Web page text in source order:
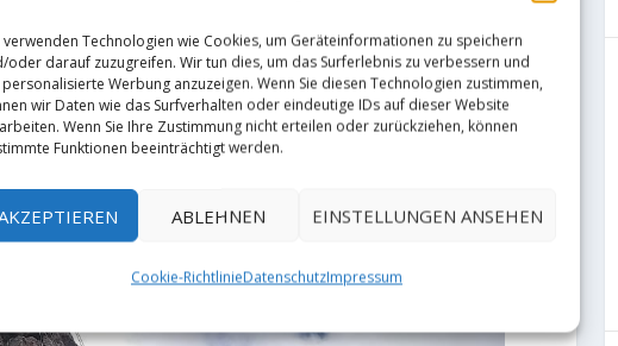
verwenden Technologien wie Cookies, um Geräteinformationen zu speichern
oder darauf zuzugreifen. Wir tun dies, um das Surferlebnis zu verbessern und
Werbung anzuzeigen. Wenn Sie diesen Technologien zustimmen,
wir Daten wie das Surfverhalten oder eindeutige IDs auf dieser Website
Wenn Sie Ihre Zustimmung nicht erteilen oder zurückziehen, können
Funktionen beeinträchtigt werden.
ABLEHNEN EINSTELLUNGEN ANSEHEN
Cookie-RichtlinieDatenschutzImpressum